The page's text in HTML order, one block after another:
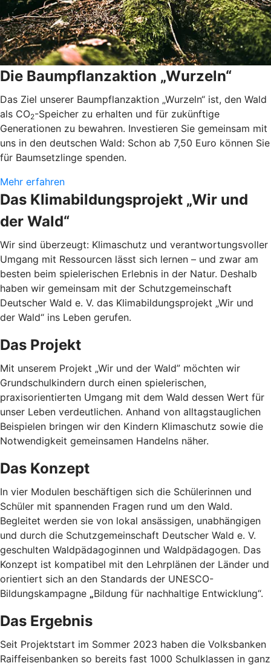
Die Baumpflanzaktion „Wurzeln“
Das Ziel unserer Baumpflanzaktion „Wurzeln“ ist, den Wald
als CO2-Speicher zu erhalten und für zukünftige
Generationen zu bewahren. Investieren Sie gemeinsam mit
uns in den deutschen Wald: Schon ab 7,50 Euro können Sie
für Baumsetzlinge spenden.
Mehr erfahren
Das Klimabildungsprojekt „Wir und
der Wald“
Wir sind überzeugt: Klimaschutz und verantwortungsvoller
Umgang mit Ressourcen lässt sich lernen – und zwar am
besten beim spielerischen Erlebnis in der Natur. Deshalb
haben wir gemeinsam mit der Schutzgemeinschaft
Deutscher Wald e. V. das Klimabildungsprojekt „Wir und
der Wald“ ins Leben gerufen.
Das Projekt
Mit unserem Projekt „Wir und der Wald” möchten wir
Grundschulkindern durch einen spielerischen,
praxisorientierten Umgang mit dem Wald dessen Wert für
unser Leben verdeutlichen. Anhand von alltagstauglichen
Beispielen bringen wir den Kindern Klimaschutz sowie die
Notwendigkeit gemeinsamen Handelns näher.
Das Konzept
In vier Modulen beschäftigen sich die Schülerinnen und
Schüler mit spannenden Fragen rund um den Wald.
Begleitet werden sie von lokal ansässigen, unabhängigen
und durch die Schutzgemeinschaft Deutscher Wald e. V.
geschulten Waldpädagoginnen und Waldpädagogen. Das
Konzept ist kompatibel mit den Lehrplänen der Länder und
orientiert sich an den Standards der UNESCO-
Bildungskampagne „Bildung für nachhaltige Entwicklung“.
Das Ergebnis
Seit Projektstart im Sommer 2023 haben die Volksbanken
Raiffeisenbanken so bereits fast 1000 Schulklassen in ganz